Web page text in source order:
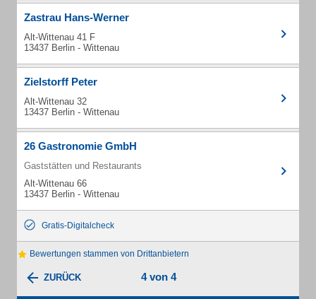
Zastrau Hans-Werner
Alt-Wittenau 41 F
13437 Berlin - Wittenau
Zielstorff Peter
Alt-Wittenau 32
13437 Berlin - Wittenau
26 Gastronomie GmbH
Gaststätten und Restaurants
Alt-Wittenau 66
13437 Berlin - Wittenau
Gratis-Digitalcheck
Bewertungen stammen von Drittanbietern
ZURÜCK 4 von 4